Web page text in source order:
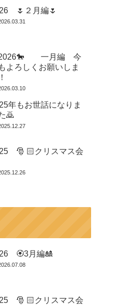
🌷２月編🌷
一月編 今
よろしくお願いしま
年もお世話になりま
🙇
🎅 🏻クリスマス会
🏵3月編🎎
🎅 🏻クリスマス会